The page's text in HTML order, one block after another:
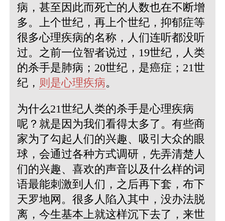
病，甚至因此而死亡的人数也在不断增
多。上个世纪，再上个世纪，抑郁症等
很多心理疾病的名称，人们连听都没听
过。之前一位智者说过，19世纪，人类
的杀手是肺病；20世纪，是癌症；21世
纪， 则是心理疾病。
为什么21世纪人类的杀手是心理疾病
呢？就是因为我们看得太多了。有些商
家为了勾起人们的兴趣、吸引大众的眼
球，会通过各种方式调研，先弄清楚人
们的兴趣、喜欢的声音以及什么样的词
语最能刺激到人们，之后再下套，布下
天罗地网。很多人陷入其中，没办法脱
离，今生基本上就这样沉下去了，来世